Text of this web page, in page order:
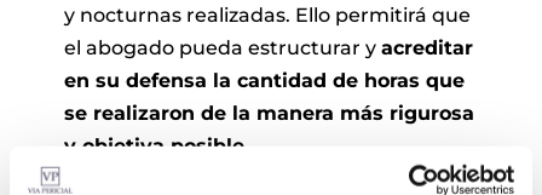
y nocturnas realizadas. Ello permitirá que
el abogado pueda estructurar y acreditar
en su defensa la cantidad de horas que
se realizaron de la manera más rigurosa
y objetiva posible.